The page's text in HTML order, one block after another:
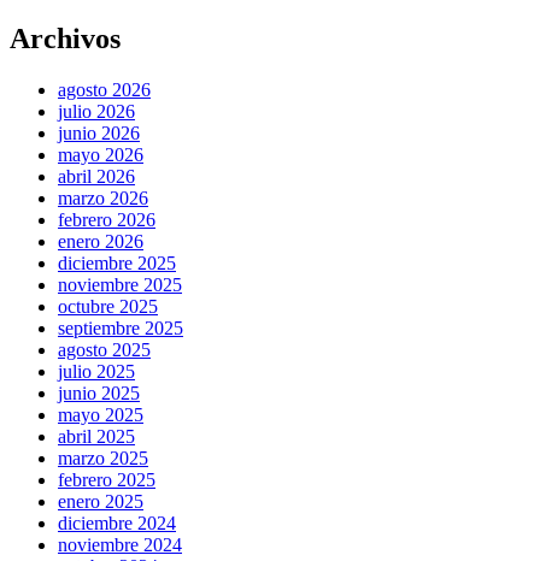
Archivos
agosto 2026
julio 2026
junio 2026
mayo 2026
abril 2026
marzo 2026
febrero 2026
enero 2026
diciembre 2025
noviembre 2025
octubre 2025
septiembre 2025
agosto 2025
julio 2025
junio 2025
mayo 2025
abril 2025
marzo 2025
febrero 2025
enero 2025
diciembre 2024
noviembre 2024